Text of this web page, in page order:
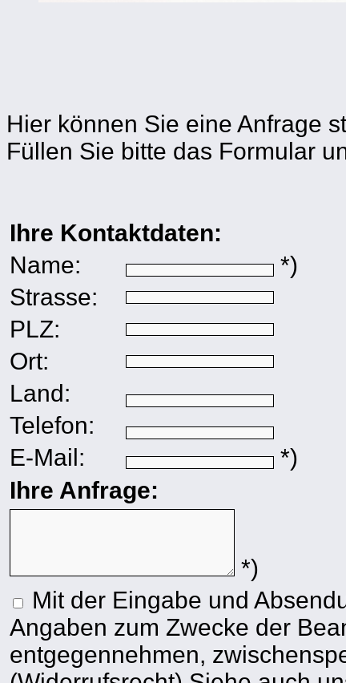
Hier können Sie eine Anfrage
Füllen Sie bitte das Formular
Ihre Kontaktdaten:
Name:
*)
Strasse:
PLZ:
Ort:
Land:
Telefon:
E-Mail:
*)
Ihre Anfrage:
*)
Mit der Eingabe und
Angaben zum Zwecke der
entgegennehmen,